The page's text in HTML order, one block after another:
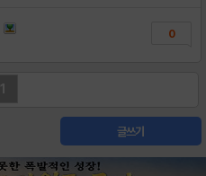
0
1
글쓰기